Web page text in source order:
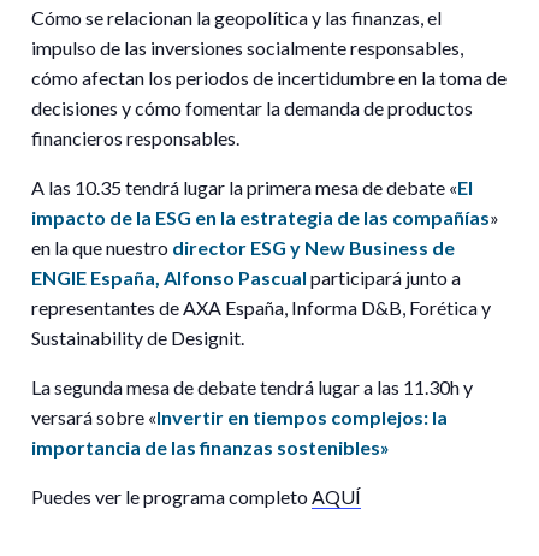
Cómo se relacionan la geopolítica y las finanzas, el
impulso de las inversiones socialmente responsables,
cómo afectan los periodos de incertidumbre en la toma de
decisiones y cómo fomentar la demanda de productos
financieros responsables.
A las 10.35 tendrá lugar la primera mesa de debate «El
impacto de la ESG en la estrategia de las compañías»
en la que nuestro director ESG y New Business de
ENGIE España, Alfonso Pascual participará junto a
representantes de AXA España, Informa D&B, Forética y
Sustainability de Designit.
La segunda mesa de debate tendrá lugar a las 11.30h y
versará sobre «Invertir en tiempos complejos: la
importancia de las finanzas sostenibles»
Puedes ver le programa completo AQUÍ